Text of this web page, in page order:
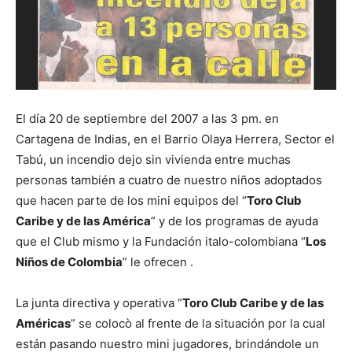
El día 20 de septiembre del 2007 a las 3 pm. en
Cartagena de Indias, en el Barrio Olaya Herrera, Sector el
Tabú, un incendio dejo sin vivienda entre muchas
personas también a cuatro de nuestro niños adoptados
que hacen parte de los mini equipos del “Toro Club
Caribe y de las América” y de los programas de ayuda
que el Club mismo y la Fundación italo-colombiana “Los
Niños de Colombia” le ofrecen .
La junta directiva y operativa “Toro Club Caribe y de las
Américas” se colocò al frente de la situación por la cual
están pasando nuestro mini jugadores, brindándole un